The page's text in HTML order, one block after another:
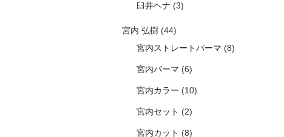
臼井ヘナ (3)
宮内 弘樹(44)
宮内ストレートパーマ (8)
宮内パーマ (6)
宮内カラー (10)
宮内セット (2)
宮内カット (8)